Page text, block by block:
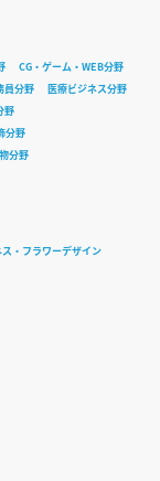
CG・ゲーム・WEB分野
員分野
医療ビジネス分野
野
分野
分野
・フラワーデザイン